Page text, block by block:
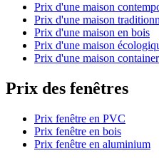
Prix d'une maison
Prix d'une maison
Prix d'une maison en bois
Prix d'une maison
Prix d'une maison container
Prix des fenêtres
Prix fenêtre en PVC
Prix fenêtre en bois
Prix fenêtre en aluminium